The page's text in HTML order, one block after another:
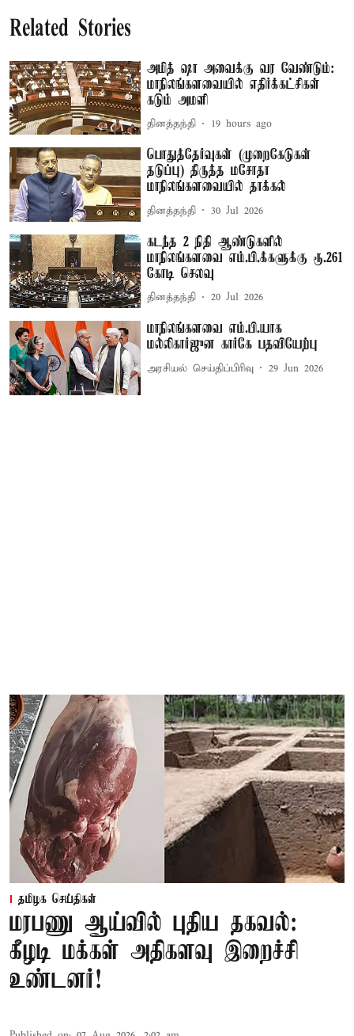
Related Stories
அமித் ஷா அவைக்கு வர வேண்டும்:
மாநிலங்களவையில் எதிர்க்கட்சிகள்
கடும் அமளி
தினத்தந்தி 19 hours ago
பொதுத்தேர்வுகள் (முறைகேடுகள்
தடுப்பு) திருத்த மசோதா
மாநிலங்களவையில் தாக்கல்
தினத்தந்தி 30 Jul 2026
கடந்த 2 நிதி ஆண்டுகளில்
மாநிலங்களவை எம்.பி.க்களுக்கு ரூ.261
கோடி செலவு
தினத்தந்தி 20 Jul 2026
மாநிலங்களவை எம்.பி.யாக
மல்லிகார்ஜுன கார்கே பதவியேற்பு
அரசியல் செய்திப்பிரிவு 29 Jun 2026
தமிழக செய்திகள்
மரபணு ஆய்வில் புதிய தகவல்:
கீழடி மக்கள் அதிகளவு இறைச்சி
உண்டனர்!